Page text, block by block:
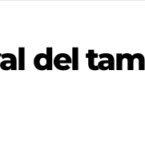
del